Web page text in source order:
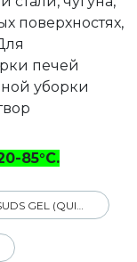
поверхностях,
печей
уборки
85°С.
Гель для чистки печей и грилей QUICK SUDS GEL (QUICK GEL)